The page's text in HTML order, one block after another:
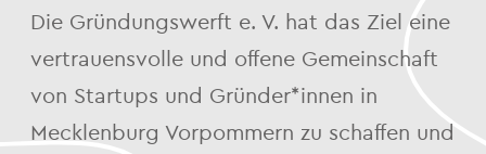
Die Gründungswerft e. V. hat das Ziel eine
vertrauensvolle und offene Gemeinschaft
von Startups und Gründer*innen in
Mecklenburg Vorpommern zu schaffen und